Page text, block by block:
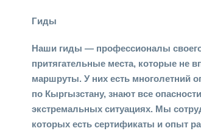
Гиды
Наши гиды — профессионалы
притягательные места, которые не
маршруты. У них есть многолетний
по Кыргызстану, знают все
экстремальных ситуациях. Мы
которых есть сертификаты и опыт